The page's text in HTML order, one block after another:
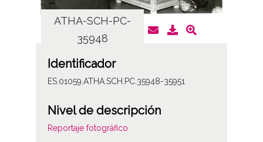
ATHA-SCH-PC-
35948
Identificador
ES.01059.ATHA.SCH.PC.35948-35951
Nivel de descripción
Reportaje fotográfico